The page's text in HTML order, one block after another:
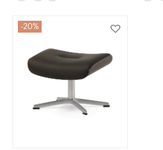
737,24€.
589,79€.
20%